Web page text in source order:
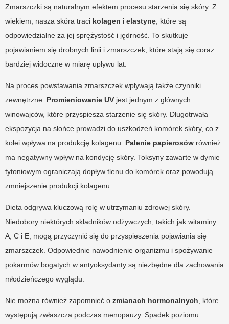
Zmarszczki są naturalnym efektem procesu starzenia się skóry. Z
wiekiem, nasza skóra traci kolagen i elastynę , które są
odpowiedzialne za jej sprężystość i jędrność. To skutkuje
pojawianiem się drobnych linii i zmarszczek, które stają się coraz
bardziej widoczne w miarę upływu lat.
Na proces powstawania zmarszczek wpływają także czynniki
zewnętrzne. Promieniowanie UV jest jednym z głównych
winowajców, które przyspiesza starzenie się skóry. Długotrwała
ekspozycja na słońce prowadzi do uszkodzeń komórek skóry, co z
kolei wpływa na produkcję kolagenu. Palenie papierosów również
ma negatywny wpływ na kondycję skóry. Toksyny zawarte w dymie
tytoniowym ograniczają dopływ tlenu do komórek oraz powodują
zmniejszenie produkcji kolagenu.
Dieta odgrywa kluczową rolę w utrzymaniu zdrowej skóry.
Niedobory niektórych składników odżywczych, takich jak witaminy
A, C i E, mogą przyczynić się do przyspieszenia pojawiania się
zmarszczek. Odpowiednie nawodnienie organizmu i spożywanie
pokarmów bogatych w antyoksydanty są niezbędne dla zachowania
młodzieńczego wyglądu.
Nie można również zapomnieć o zmianach hormonalnych , które
występują zwłaszcza podczas menopauzy. Spadek poziomu